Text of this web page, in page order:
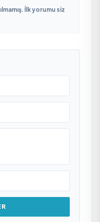
İlk yorumu siz